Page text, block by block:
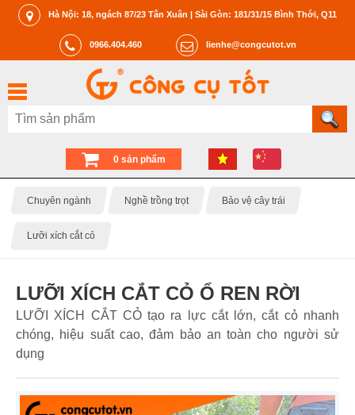
Hà Nội: 18, ngách 87/23 Tân Xuân | Sài Gòn: 181/31/15 Bình Thới, Q11
0966.404.460 lienhe@congcutot.vn
0 sản phẩm
Chuyên ngành Nghề trồng trọt Bảo vệ cây trái
Lưỡi xích cắt cỏ
LƯỠI XÍCH CẮT CỎ Ổ REN RỜI
LƯỠI XÍCH CẮT CỎ tạo ra lực cắt lớn, cắt cỏ nhanh
chóng, hiệu suất cao, đảm bảo an toàn cho người sử
dụng